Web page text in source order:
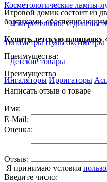
Косметологические лампы-
Измерительные и
Тонометры Пульсоксиметры
Детские товары
Ингаляторы Ирригаторы
Игровой домик состоит из
бортиками,
Купить детскую площадку
Преимущества:
Преимущества
Написать отзыв о товаре
Имя:
E-Mail:
Оценка:
Отзыв:
Я принимаю условия
Введите число: